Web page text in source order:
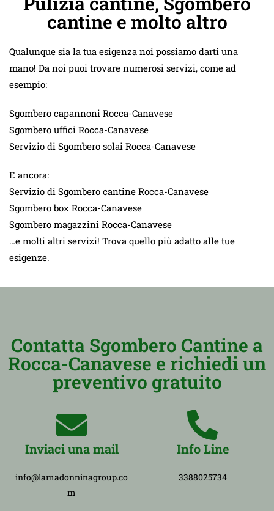
cantine e molto altro
Qualunque sia la tua esigenza noi possiamo darti una
mano! Da noi puoi trovare numerosi servizi, come ad
esempio:
Sgombero capannoni Rocca-Canavese
Sgombero uffici Rocca-Canavese
Servizio di Sgombero solai Rocca-Canavese
E ancora:
Servizio di Sgombero cantine Rocca-Canavese
Sgombero box Rocca-Canavese
Sgombero magazzini Rocca-Canavese
…e molti altri servizi! Trova quello più adatto alle tue
esigenze.
Contatta Sgombero Cantine a
Rocca-Canavese e richiedi un
preventivo gratuito
Inviaci una mail
info@lamadonninagroup.co
m
Info Line
3388025734